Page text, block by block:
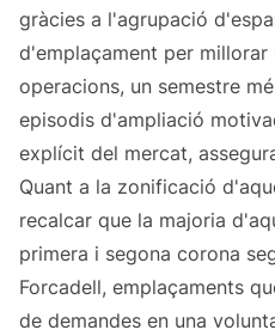
gràcies a l'agrupació
d'emplaçament per millorar
operacions, un semestre
episodis d'ampliació
explícit del mercat,
Quant a la zonificació
recalcar que la majoria
primera i segona corona
Forcadell, emplaçaments
de demandes en una